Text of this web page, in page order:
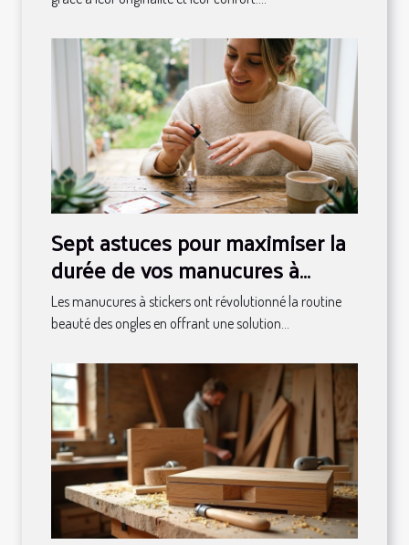
Sept astuces pour maximiser la
durée de vos manucures à
stickers
Les manucures à stickers ont révolutionné la routine
beauté des ongles en offrant une solution...